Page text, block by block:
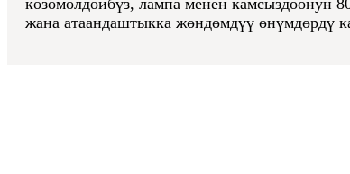
жана атаандаштыкка жөндөмдүү өнүмдөрдү